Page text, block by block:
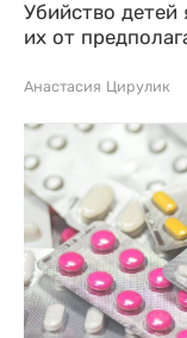
Убийство
их от
Анастасия Цирулик